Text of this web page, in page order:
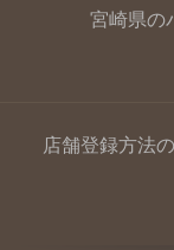
宮崎県の
店舗登録方法